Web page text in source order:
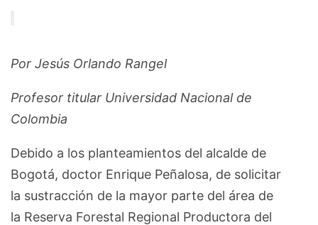
Por Jesús Orlando Rangel
Profesor titular Universidad Nacional de
Colombia
Debido a los planteamientos del alcalde de
Bogotá, doctor Enrique Peñalosa, de solicitar
la sustracción de la mayor parte del área de
la Reserva Forestal Regional Productora del